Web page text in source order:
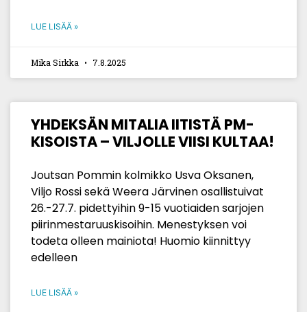
LUE LISÄÄ »
Mika Sirkka 7.8.2025
YHDEKSÄN MITALIA IITISTÄ PM-
KISOISTA – VILJOLLE VIISI KULTAA!
Joutsan Pommin kolmikko Usva Oksanen,
Viljo Rossi sekä Weera Järvinen osallistuivat
26.-27.7. pidettyihin 9-15 vuotiaiden sarjojen
piirinmestaruuskisoihin. Menestyksen voi
todeta olleen mainiota! Huomio kiinnittyy
edelleen
LUE LISÄÄ »